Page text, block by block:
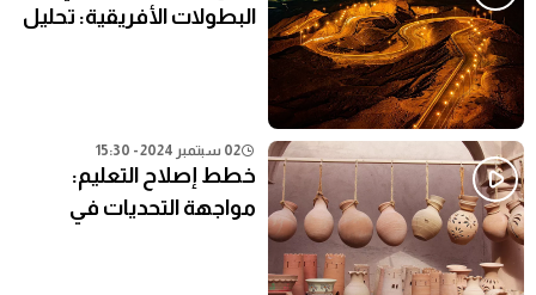
البطولات الأفريقية: تحليل
02 سبتمبر 2024 - 15:30
خطط إصلاح التعليم:
مواجهة التحديات في